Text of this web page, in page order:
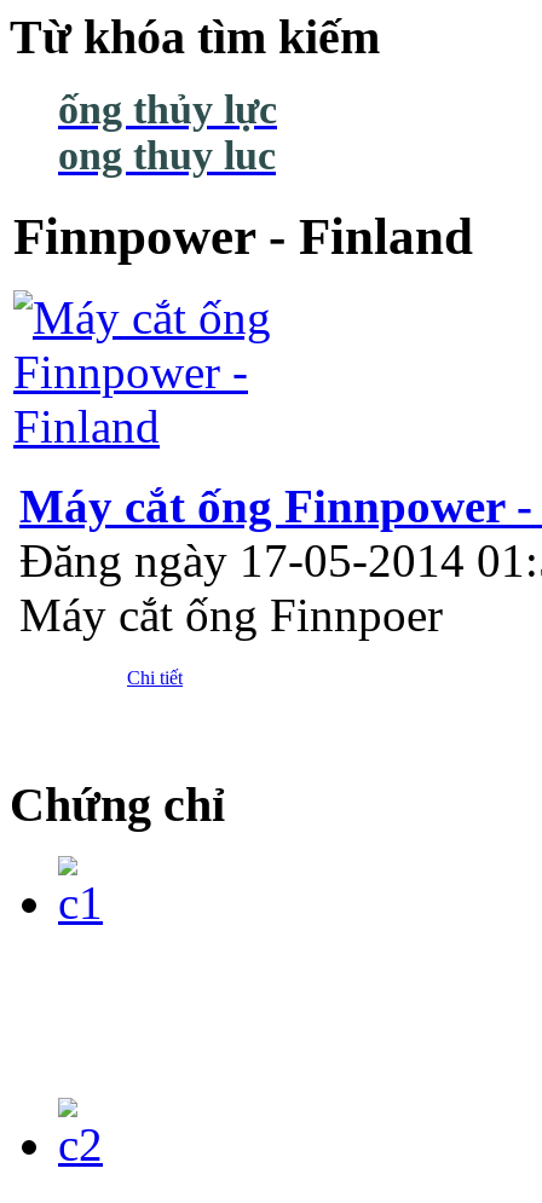
Từ khóa tìm kiếm
ống thủy lực
ong thuy luc
Finnpower - Finland
Máy cắt ống Finnpower
Đăng ngày 17-05-2014
Máy cắt ống Finnpoer
Chi tiết
Chứng chỉ